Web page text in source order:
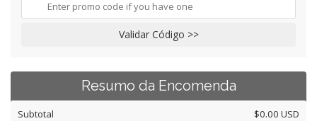
Validar Código >>
Resumo da Encomenda
Subtotal $0.00 USD